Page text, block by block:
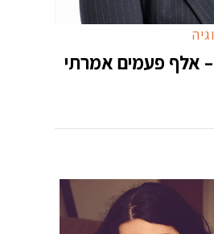
– אלף פעמים אמרתי